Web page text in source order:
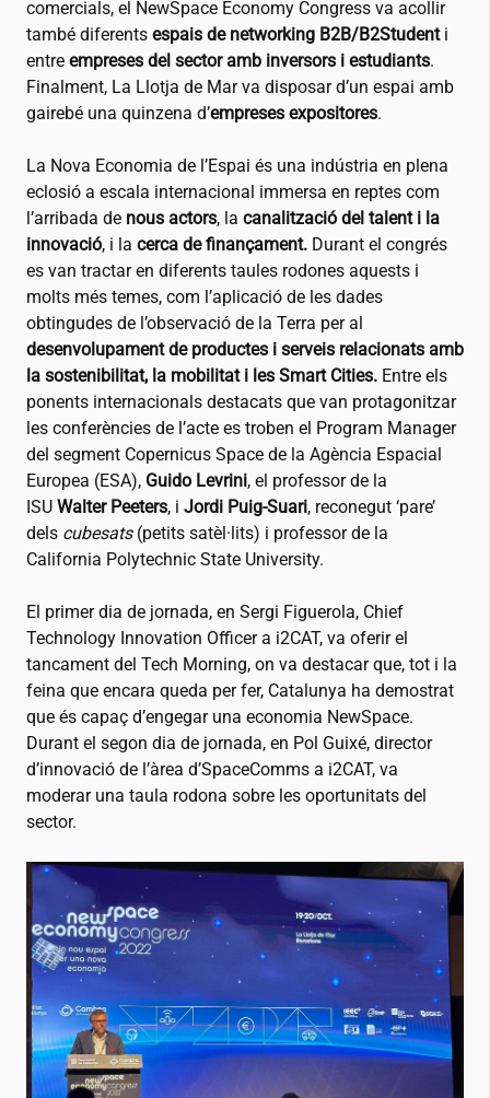
comercials, el NewSpace Economy Congress va acollir
també diferents espais de networking B2B/B2Studenti
entre empreses del sector amb inversors i estudiants.
Finalment, La Llotja de Mar va disposar d’un espai amb
gairebé una quinzena d’empreses expositores.
La Nova Economia de l’Espai és una indústria en plena
eclosió a escala internacional immersa en reptes com
l’arribada de nous actors, la canalització del talent i la
innovació, i la cerca de finançament. Durant el congrés
es van tractar en diferents taules rodones aquests i
molts més temes, com l’aplicació de les dades
obtingudes de l’observació de la Terra per al
desenvolupament de productes i serveis relacionats amb
la sostenibilitat, la mobilitat i les Smart Cities. Entre els
ponents internacionals destacats que van protagonitzar
les conferències de l’acte es troben el Program Manager
del segment Copernicus Space de la Agència Espacial
Europea (ESA), Guido Levrini, el professor de la
ISU Walter Peeters, i Jordi Puig-Suari, reconegut ‘pare’
dels cubesats(petits satèl·lits) i professor de la
California Polytechnic State University.
El primer dia de jornada, en Sergi Figuerola, Chief
Technology Innovation Officer a i2CAT, va oferir el
tancament del Tech Morning, on va destacar que, tot i la
feina que encara queda per fer, Catalunya ha demostrat
que és capaç d’engegar una economia NewSpace.
Durant el segon dia de jornada, en Pol Guixé, director
d’innovació de l’àrea d’SpaceComms a i2CAT, va
moderar una taula rodona sobre les oportunitats del
sector.